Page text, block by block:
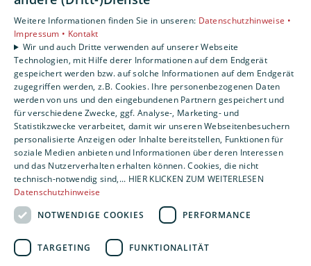
Weitere Informationen finden Sie in unseren: Datenschutzhinweise •
Impressum • Kontakt
Wir und auch Dritte verwenden auf unserer Webseite
Technologien, mit Hilfe derer Informationen auf dem Endgerät
gespeichert werden bzw. auf solche Informationen auf dem Endgerät
zugegriffen werden, z.B. Cookies. Ihre personenbezogenen Daten
werden von uns und den eingebundenen Partnern gespeichert und
für verschiedene Zwecke, ggf. Analyse-, Marketing- und
Statistikzwecke verarbeitet, damit wir unseren Webseitenbesuchern
personalisierte Anzeigen oder Inhalte bereitstellen, Funktionen für
soziale Medien anbieten und Informationen über deren Interessen
und das Nutzerverhalten erhalten können. Cookies, die nicht
technisch-notwendig sind,... HIER KLICKEN ZUM WEITERLESEN
Datenschutzhinweise
NOTWENDIGE COOKIES
PERFORMANCE
TARGETING FUNKTIONALITÄT